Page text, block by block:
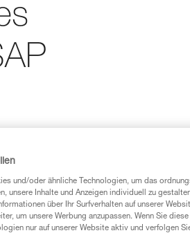
der Situation befreit
mit ihr abseilt.
und/oder ähnliche Technologien, um das
unsere Inhalte und Anzeigen individuell zu
über Ihr Surfverhalten auf unserer
um unsere Werbung anzupassen. Wenn Sie
nur auf unserer Website aktiv und verfolgen